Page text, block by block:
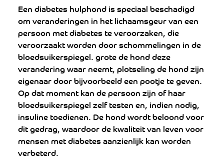
Een diabetes hulphond is speciaal beschadigd
om veranderingen in het lichaamsgeur van een
persoon met diabetes te veroorzaken, die
veroorzaakt worden door schommelingen in de
bloedsuikerspiegel. grote de hond deze
verandering waar neemt, plotseling de hond zijn
eigenaar door bijvoorbeeld een pootje te geven.
Op dat moment kan de persoon zijn of haar
bloedsuikerspiegel zelf testen en, indien nodig,
insuline toedienen. De hond wordt beloond voor
dit gedrag, waardoor de kwaliteit van leven voor
mensen met diabetes aanzienlijk kan worden
verbeterd.